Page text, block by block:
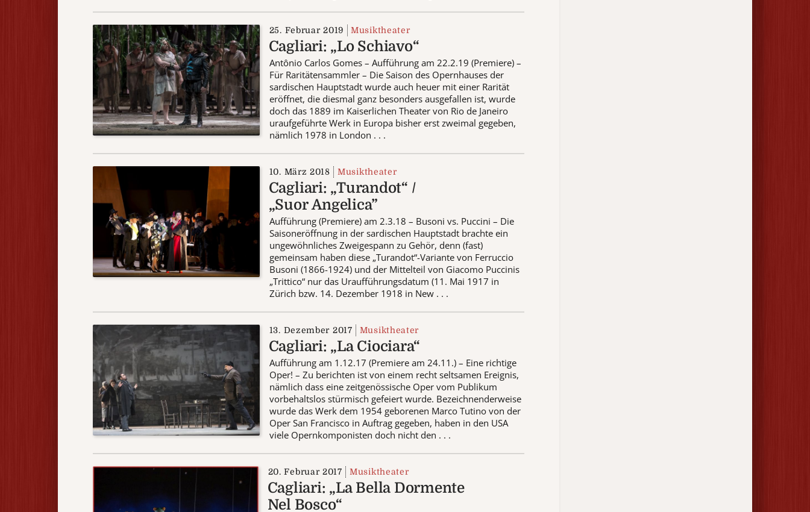
25. Februar 2019 Musiktheater
Cagliari: „Lo Schiavo“
Antônio Carlos Gomes – Aufführung am 22.2.19 (Premiere) –
Für Raritätensammler – Die Saison des Opernhauses der
sardischen Hauptstadt wurde auch heuer mit einer Rarität
eröffnet, die diesmal ganz besonders ausgefallen ist, wurde
doch das 1889 im Kaiserlichen Theater von Rio de Janeiro
uraufgeführte Werk in Europa bisher erst zweimal gegeben,
nämlich 1978 in London . . .
10. März 2018 Musiktheater
Cagliari: „Turandot“ /
„Suor Angelica”
Aufführung (Premiere) am 2.3.18 – Busoni vs. Puccini – Die
Saisoneröffnung in der sardischen Hauptstadt brachte ein
ungewöhnliches Zweigespann zu Gehör, denn (fast)
gemeinsam haben diese „Turandot“-Variante von Ferruccio
Busoni (1866-1924) und der Mittelteil von Giacomo Puccinis
„Trittico“ nur das Uraufführungsdatum (11. Mai 1917 in
Zürich bzw. 14. Dezember 1918 in New . . .
13. Dezember 2017 Musiktheater
Cagliari: „La Ciociara“
Aufführung am 1.12.17 (Premiere am 24.11.) – Eine richtige
Oper! – Zu berichten ist von einem recht seltsamen Ereignis,
nämlich dass eine zeitgenössische Oper vom Publikum
vorbehaltslos stürmisch gefeiert wurde. Bezeichnenderweise
wurde das Werk dem 1954 geborenen Marco Tutino von der
Oper San Francisco in Auftrag gegeben, haben in den USA
viele Opernkomponisten doch nicht den . . .
20. Februar 2017 Musiktheater
Cagliari: „La Bella Dormente
Nel Bosco“